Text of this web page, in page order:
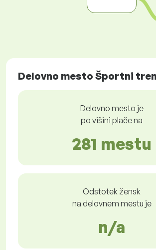
Delovno mesto Športni
Delovno mesto je
po višini plače na
281 mestu
Odstotek žensk
na delovnem mestu je
n/a